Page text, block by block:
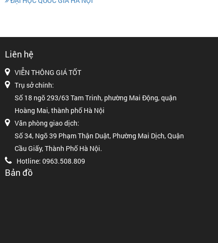
Liên hệ
VIỄN THÔNG GIÁ TỐT
Trụ sở chính:
Số 18 ngõ 293/63 Tam Trinh, phường Mai Động, quận
Hoàng Mai, thành phố Hà Nội
Văn phòng giao dịch:
Số 34, Ngõ 39 Phạm Thận Duật, Phường Mai Dịch, Quận
Cầu Giấy, Thành Phố Hà Nội.
Hotline: 0963.508.809
Bản đồ